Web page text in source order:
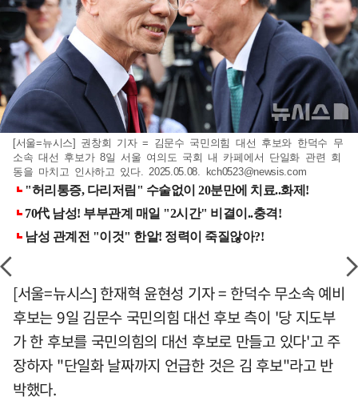
[서울=뉴시스] 권창회 기자 = 김문수 국민의힘 대선 후보와 한덕수 무
소속 대선 후보가 8일 서울 여의도 국회 내 카페에서 단일화 관련 회
동을 마치고 인사하고 있다. 2025.05.08. kch0523@newsis.com
[서울=뉴시스] 한재혁 윤현성 기자 = 한덕수 무소속 예비
후보는 9일 김문수 국민의힘 대선 후보 측이 '당 지도부
가 한 후보를 국민의힘의 대선 후보로 만들고 있다'고 주
장하자 "단일화 날짜까지 언급한 것은 김 후보"라고 반
박했다.